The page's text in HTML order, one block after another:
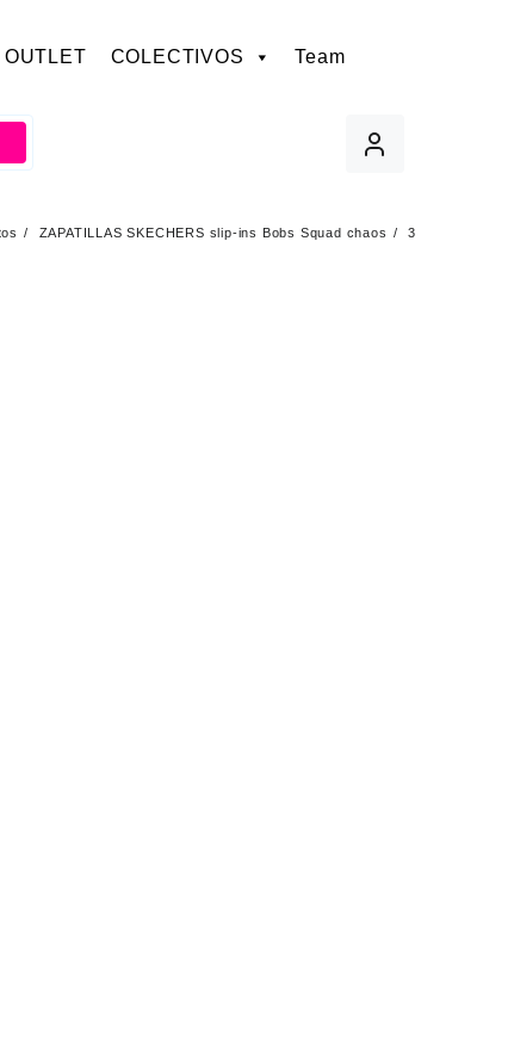
OUTLET COLECTIVOS Team
ZAPATILLAS SKECHERS slip-ins Bobs Squad chaos 3